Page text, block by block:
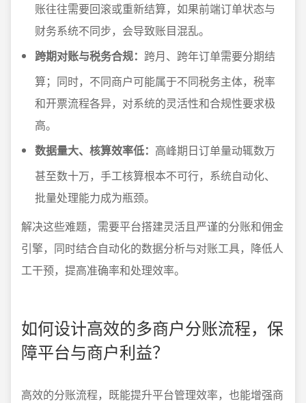
账往往需要回滚或重新结算，如果前端订单状态与
财务系统不同步，会导致账目混乱。
跨期对账与税务合规： 跨月、跨年订单需要分期结
算；同时，不同商户可能属于不同税务主体，税率
和开票流程各异，对系统的灵活性和合规性要求极
高。
数据量大、核算效率低： 高峰期日订单量动辄数万
甚至数十万，手工核算根本不可行，系统自动化、
批量处理能力成为瓶颈。
解决这些难题，需要平台搭建灵活且严谨的分账和佣金
引擎，同时结合自动化的数据分析与对账工具，降低人
工干预，提高准确率和处理效率。
如何设计高效的多商户分账流程，保
障平台与商户利益？
高效的分账流程，既能提升平台管理效率，也能增强商